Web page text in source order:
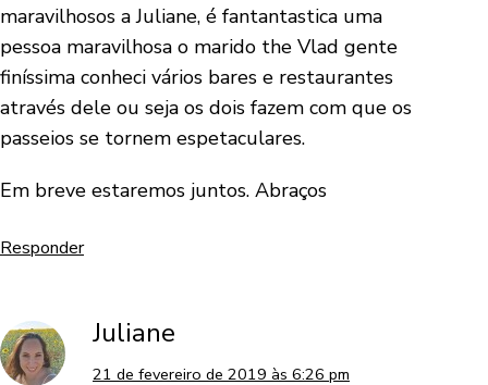
maravilhosos a Juliane, é fantantastica uma
pessoa maravilhosa o marido the Vlad gente
finíssima conheci vários bares e restaurantes
através dele ou seja os dois fazem com que os
passeios se tornem espetaculares.
Em breve estaremos juntos. Abraços
Responder
Juliane
21 de fevereiro de 2019 às 6:26 pm